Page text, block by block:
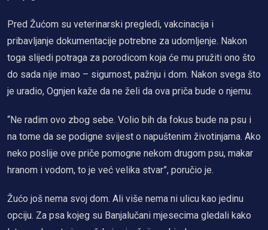
Pred Žućom su veterinarski pregledi, vakcinacija i
pribavljanje dokumentacije potrebne za udomljenje. Nakon
toga slijedi potraga za porodicom koja će mu pružiti ono što
do sada nije imao – sigurnost, pažnju i dom. Nakon svega što
je uradio, Ognjen kaže da ne želi da ova priča bude o njemu.
“Ne radim ovo zbog sebe. Volio bih da fokus bude na psu i
na tome da se podigne svijest o napuštenim životinjama. Ako
neko poslije ove priče pomogne nekom drugom psu, makar
hranom i vodom, to je već velika stvar”, poručio je.
Žućo još nema svoj dom. Ali više nema ni ulicu kao jedinu
opciju. Za psa kojeg su Banjalučani mjesecima gledali kako